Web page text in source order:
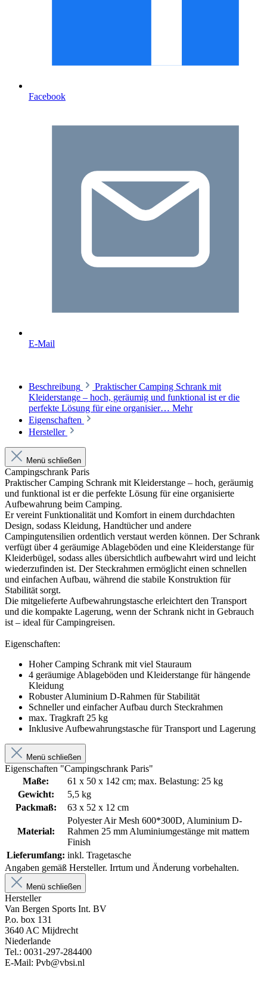
Facebook
E-Mail
Beschreibung
Praktischer Camping Schrank mit
Kleiderstange – hoch, geräumig und funktional ist er die
perfekte Lösung für eine organisier… Mehr
Eigenschaften
Hersteller
Menü schließen
Campingschrank Paris
Praktischer Camping Schrank mit Kleiderstange – hoch, geräumig
und funktional ist erdie perfekte Lösung für eine organisierte
Aufbewahrung beim Camping.
Er vereint Funktionalität und Komfort in einem durchdachten
Design, sodass Kleidung, Handtücher und andere
Campingutensilien ordentlich verstaut werden können. Der Schrank
verfügt über 4 geräumige Ablageböden und eine Kleiderstange für
Kleiderbügel, sodass alles übersichtlich aufbewahrt wird und leicht
wiederzufinden ist. Der Steckrahmen ermöglicht einen schnellen
und einfachen Aufbau, während die stabile Konstruktion für
Stabilität sorgt.
Die mitgelieferte Aufbewahrungstasche erleichtert den Transport
und die kompakte Lagerung, wenn der Schrank nicht in Gebrauch
ist – ideal für Campingreisen.
Eigenschaften:
Hoher Camping Schrank mit viel Stauraum
4 geräumige Ablageböden und Kleiderstange für hängende
Kleidung
Robuster Aluminium D-Rahmen für Stabilität
Schneller und einfacher Aufbau durch Steckrahmen
max. Tragkraft 25 kg
Inklusive Aufbewahrungstasche für Transport und Lagerung
Menü schließen
Eigenschaften "Campingschrank Paris"
Maße:
61 x 50 x 142 cm; max. Belastung: 25 kg
Gewicht:
5,5 kg
Packmaß:
63 x 52 x 12 cm
Material:
Polyester Air Mesh 600*300D, Aluminium D-
Rahmen 25 mm Aluminiumgestänge mit mattem
Finish
Lieferumfang: inkl. Tragetasche
Angaben gemäß Hersteller. Irrtum und Änderung vorbehalten.
Menü schließen
Hersteller
Van Bergen Sports Int. BV
P.o. box 131
3640 AC Mijdrecht
Niederlande
Tel.: 0031-297-284400
E-Mail: Pvb@vbsi.nl